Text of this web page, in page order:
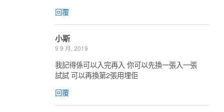
回覆
小斯
9 9 月, 2019
我記得係可以入完再入 你可以先換一張入一張
試試 可以再換第2張用埋佢
回覆